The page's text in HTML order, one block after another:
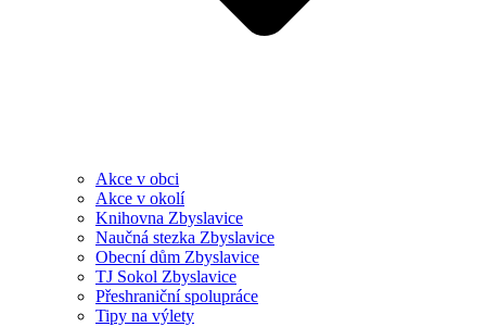
Akce v obci
Akce v okolí
Knihovna Zbyslavice
Naučná stezka Zbyslavice
Obecní dům Zbyslavice
TJ Sokol Zbyslavice
Přeshraniční spolupráce
Tipy na výlety